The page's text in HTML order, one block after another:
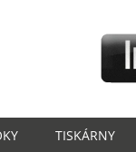
TISKÁRNY